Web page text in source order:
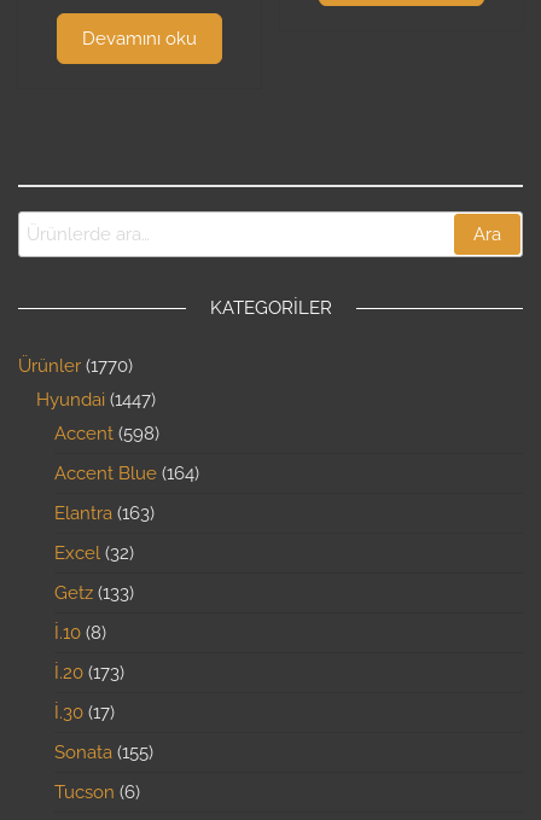
Devamını oku
Ara
KATEGORILER
Ürünler 1770
Hyundai 1447
Accent 598
Accent Blue 164
Elantra 163
Excel 32
Getz 133
İ.10 8
İ.20 173
İ.30 17
Sonata 155
Tucson 6